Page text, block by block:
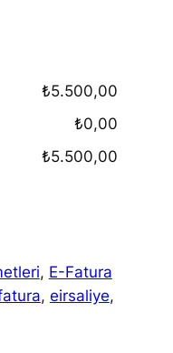
,
0
₺5.500,00
₺0,00
₺5.500,00
, E-Fatura
, eirsaliye